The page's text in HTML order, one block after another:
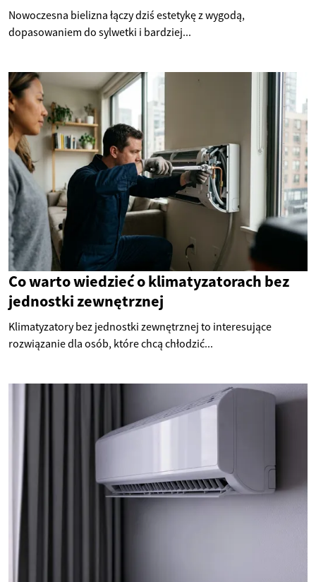
Nowoczesna bielizna łączy dziś estetykę z wygodą,
dopasowaniem do sylwetki i bardziej...
Co warto wiedzieć o klimatyzatorach bez
jednostki zewnętrznej
Klimatyzatory bez jednostki zewnętrznej to interesujące
rozwiązanie dla osób, które chcą chłodzić...